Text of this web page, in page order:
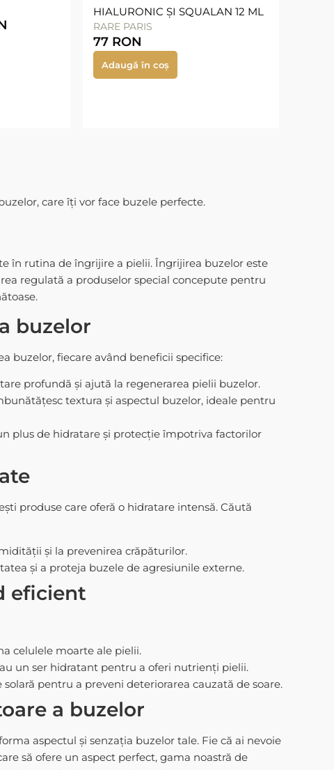
HIALURONIC ȘI SQUALAN 12 ML
RARE PARIS
77 RON
Adaugă în coș
care îți vor face buzele perfecte.
în rutina de îngrijire a pielii. Îngrijirea buzelor este
regulată a produselor special concepute pentru
buzelor
buzelor, fiecare având beneficii specifice:
profundă și ajută la regenerarea pielii buzelor.
textura și aspectul buzelor, ideale pentru
plus de hidratare și protecție împotriva factorilor
produse care oferă o hidratare intensă. Căută
și la prevenirea crăpăturilor.
și a proteja buzele de agresiunile externe.
eficient
celulele moarte ale pielii.
un ser hidratant pentru a oferi nutrienți pielii.
pentru a preveni deteriorarea cauzată de soare.
a buzelor
aspectul și senzația buzelor tale. Fie că ai nevoie
să ofere un aspect perfect, gama noastră de